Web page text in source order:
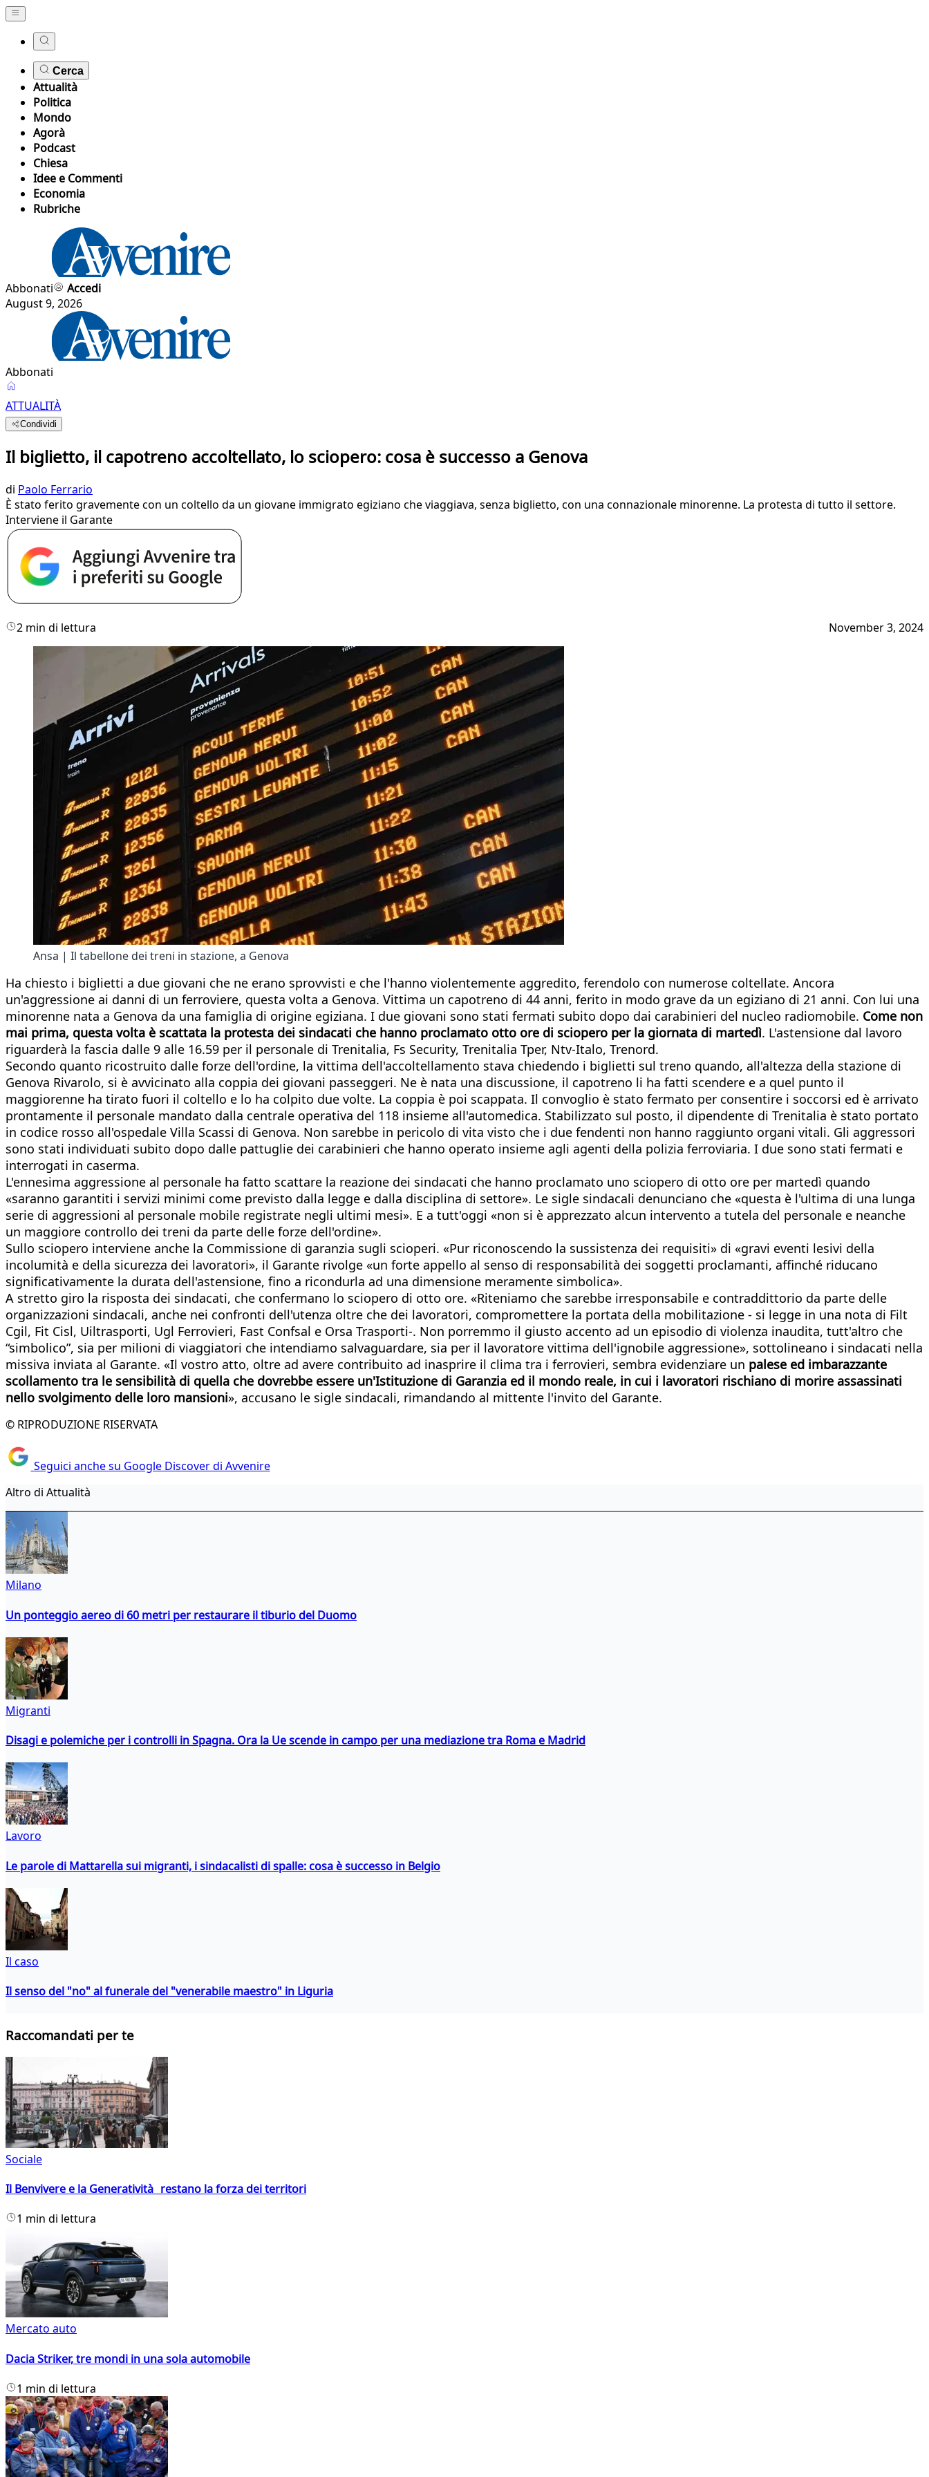
Cerca
Attualità
Politica
Mondo
Agorà
Podcast
Chiesa
Idee e Commenti
Economia
Rubriche
Abbonati
Accedi
August 9, 2026
Abbonati
ATTUALITÀ
Condividi
Il biglietto, il capotreno accoltellato, lo sciopero: cosa è successo a Genova
di Paolo Ferrario
È stato ferito gravemente con un coltello da un giovane immigrato egiziano che viaggiava, senza biglietto, con una connazionale minorenne. La protesta di tutto il settore.
Interviene il Garante
2 min di lettura November 3, 2024
Ansa | Il tabellone dei treni in stazione, a Genova
Ha chiesto i biglietti a due giovani che ne erano sprovvisti e che l'hanno violentemente aggredito, ferendolo con numerose coltellate. Ancora
un'aggressione ai danni di un ferroviere, questa volta a Genova. Vittima un capotreno di 44 anni, ferito in modo grave da un egiziano di 21 anni. Con lui una
minorenne nata a Genova da una famiglia di origine egiziana. I due giovani sono stati fermati subito dopo dai carabinieri del nucleo radiomobile. Come non
mai prima, questa volta è scattata la protesta dei sindacati che hanno proclamato otto ore di sciopero per la giornata di martedì. L'astensione dal lavoro
riguarderà la fascia dalle 9 alle 16.59 per il personale di Trenitalia, Fs Security, Trenitalia Tper, Ntv-Italo, Trenord.
Secondo quanto ricostruito dalle forze dell'ordine, la vittima dell'accoltellamento stava chiedendo i biglietti sul treno quando, all'altezza della stazione di
Genova Rivarolo, si è avvicinato alla coppia dei giovani passeggeri. Ne è nata una discussione, il capotreno li ha fatti scendere e a quel punto il
maggiorenne ha tirato fuori il coltello e lo ha colpito due volte. La coppia è poi scappata. Il convoglio è stato fermato per consentire i soccorsi ed è arrivato
prontamente il personale mandato dalla centrale operativa del 118 insieme all'automedica. Stabilizzato sul posto, il dipendente di Trenitalia è stato portato
in codice rosso all'ospedale Villa Scassi di Genova. Non sarebbe in pericolo di vita visto che i due fendenti non hanno raggiunto organi vitali. Gli aggressori
sono stati individuati subito dopo dalle pattuglie dei carabinieri che hanno operato insieme agli agenti della polizia ferroviaria. I due sono stati fermati e
interrogati in caserma.
L'ennesima aggressione al personale ha fatto scattare la reazione dei sindacati che hanno proclamato uno sciopero di otto ore per martedì quando
«saranno garantiti i servizi minimi come previsto dalla legge e dalla disciplina di settore». Le sigle sindacali denunciano che «questa è l'ultima di una lunga
serie di aggressioni al personale mobile registrate negli ultimi mesi». E a tutt'oggi «non si è apprezzato alcun intervento a tutela del personale e neanche
un maggiore controllo dei treni da parte delle forze dell'ordine».
Sullo sciopero interviene anche la Commissione di garanzia sugli scioperi. «Pur riconoscendo la sussistenza dei requisiti» di «gravi eventi lesivi della
incolumità e della sicurezza dei lavoratori», il Garante rivolge «un forte appello al senso di responsabilità dei soggetti proclamanti, affinché riducano
significativamente la durata dell'astensione, fino a ricondurla ad una dimensione meramente simbolica».
A stretto giro la risposta dei sindacati, che confermano lo sciopero di otto ore. «Riteniamo che sarebbe irresponsabile e contraddittorio da parte delle
organizzazioni sindacali, anche nei confronti dell'utenza oltre che dei lavoratori, compromettere la portata della mobilitazione - si legge in una nota di Filt
Cgil, Fit Cisl, Uiltrasporti, Ugl Ferrovieri, Fast Confsal e Orsa Trasporti-. Non porremmo il giusto accento ad un episodio di violenza inaudita, tutt'altro che
“simbolico”, sia per milioni di viaggiatori che intendiamo salvaguardare, sia per il lavoratore vittima dell'ignobile aggressione», sottolineano i sindacati nella
missiva inviata al Garante. «Il vostro atto, oltre ad avere contribuito ad inasprire il clima tra i ferrovieri, sembra evidenziare un palese ed imbarazzante
scollamento tra le sensibilità di quella che dovrebbe essere un'Istituzione di Garanzia ed il mondo reale, in cui i lavoratori rischiano di morire assassinati
nello svolgimento delle loro mansioni», accusano le sigle sindacali, rimandando al mittente l'invito del Garante.
© RIPRODUZIONE RISERVATA
Seguici anche su Google Discover di Avvenire
Altro di Attualità
Milano
Un ponteggio aereo di 60 metri per restaurare il tiburio del Duomo
Migranti
Disagi e polemiche per i controlli in Spagna. Ora la Ue scende in campo per una mediazione tra Roma e Madrid
Lavoro
Le parole di Mattarella sui migranti, i sindacalisti di spalle: cosa è successo in Belgio
Il caso
Il senso del "no" al funerale del "venerabile maestro" in Liguria
Raccomandati per te
Sociale
Il Benvivere e la Generatività restano la forza dei territori
1 min di lettura
Mercato auto
Dacia Striker, tre mondi in una sola automobile
1 min di lettura